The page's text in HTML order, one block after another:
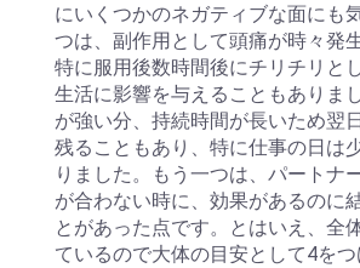
にいくつかのネガティブな面にも
つは、副作用として頭痛が時々発
特に服用後数時間後にチリチリと
生活に影響を与えることもありま
が強い分、持続時間が長いため翌
残ることもあり、特に仕事の日は
りました。もう一つは、パートナ
が合わない時に、効果があるのに
とがあった点です。とはいえ、全
ているので大体の目安として4を